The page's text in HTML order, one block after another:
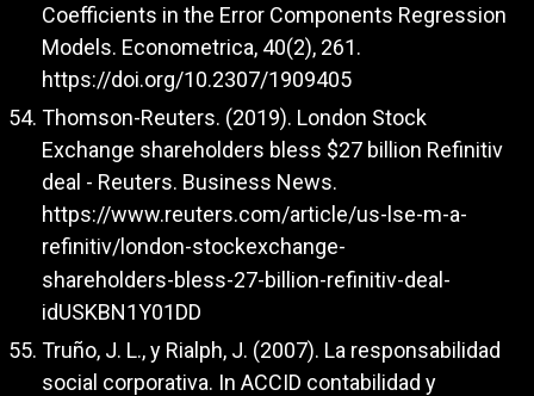
Coefficients in the Error Components Regression
Models. Econometrica, 40(2), 261.
https://doi.org/10.2307/1909405
Thomson-Reuters. (2019). London Stock
Exchange shareholders bless $27 billion Refinitiv
deal - Reuters. Business News.
https://www.reuters.com/article/us-lse-m-a-
refinitiv/london-stockexchange-
shareholders-bless-27-billion-refinitiv-deal-
idUSKBN1Y01DD
Truño, J. L., y Rialph, J. (2007). La responsabilidad
social corporativa. In ACCID contabilidad y